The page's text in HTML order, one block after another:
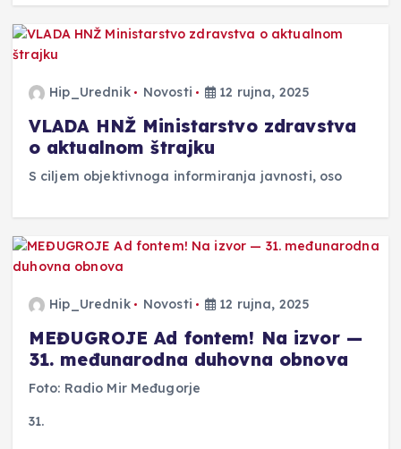
Hip_Urednik Novosti 12 rujna, 2025
VLADA HNŽ Ministarstvo zdravstva
o aktualnom štrajku
S ciljem objektivnoga informiranja javnosti, oso
Hip_Urednik Novosti 12 rujna, 2025
MEĐUGROJE Ad fontem! Na izvor —
31. međunarodna duhovna obnova
Foto: Radio Mir Međugorje
31.